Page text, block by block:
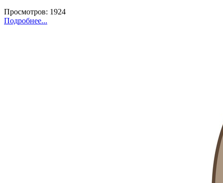
Просмотров: 1924
Подробнее...